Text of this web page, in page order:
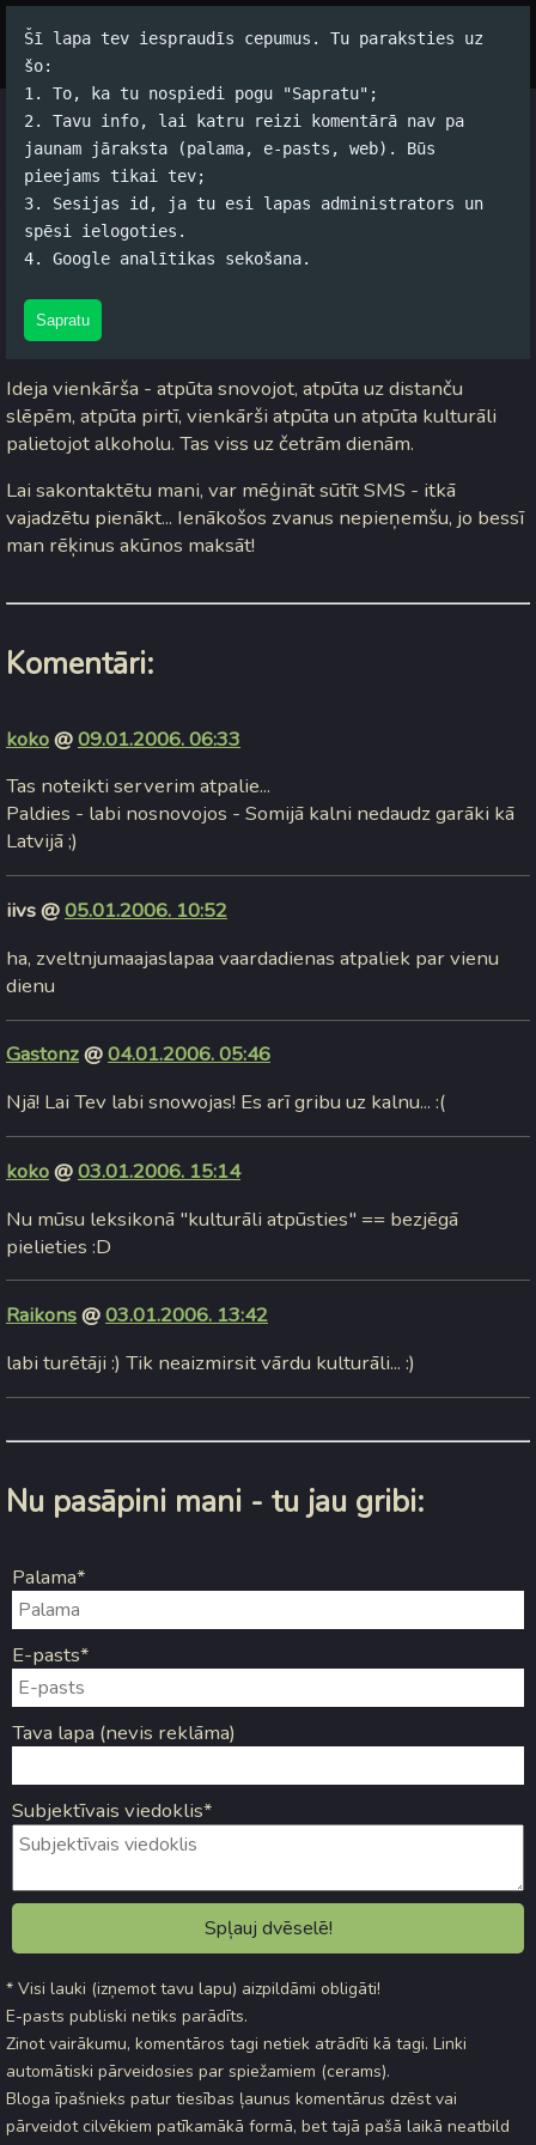
Šī lapa tev iespraudīs cepumus. Tu paraksties uz
šo:
1. To, ka tu nospiedi pogu "Sapratu";
2. Tavu info, lai katru reizi komentārā nav pa
jaunam jāraksta (palama, e-pasts, web). Būs
pieejams tikai tev;
3. Sesijas id, ja tu esi lapas administrators un
spēsi ielogoties.
4. Google analītikas sekošana.
Sapratu
Atlučka
Jānis Rubļevskis (koko) / 03.01.2006. 15:08 /#Dzīve/
komentāri
Somiju. Iespēju sniedz kantoris, pie kuriem ik pa laikam
parādos (www.zveltnis.lv
Ideja vienkārša - atpūta snovojot, atpūta uz distanču
slēpēm, atpūta pirtī, vienkārši atpūta un atpūta kulturāli
palietojot alkoholu. Tas viss uz četrām dienām.
Lai sakontaktētu mani, var mēģināt sūtīt SMS - itkā
vajadzētu pienākt... Ienākošos zvanus nepieņemšu, jo bessī
man rēķinus akūnos maksāt!
Komentāri:
koko@09.01.2006. 06:33
Tas noteikti serverim atpalie...
Paldies - labi nosnovojos - Somijā kalni nedaudz garāki kā
Latvijā ;)
iivs @05.01.2006. 10:52
ha, zveltnjumaajaslapaa vaardadienas atpaliek par vienu
dienu
Gastonz@04.01.2006. 05:46
Njā! Lai Tev labi snowojas! Es arī gribu uz kalnu... :(
koko@03.01.2006. 15:14
Nu mūsu leksikonā "kulturāli atpūsties" == bezjēgā
pielieties :D
Raikons@03.01.2006. 13:42
labi turētāji :) Tik neaizmirsit vārdu kulturāli... :)
Nu pasāpini mani - tu jau gribi:
Palama*
E-pasts*
Tava lapa (nevis reklāma)
Subjektīvais viedoklis*
* Visi lauki (izņemot tavu lapu) aizpildāmi obligāti!
E-pasts publiski netiks parādīts.
Zinot vairākumu, komentāros tagi netiek atrādīti kā tagi. Linki
automātiski pārveidosies par spiežamiem (cerams).
Bloga īpašnieks patur tiesības ļaunus komentārus dzēst vai
pārveidot cilvēkiem patīkamākā formā, bet tajā pašā laikā neatbild